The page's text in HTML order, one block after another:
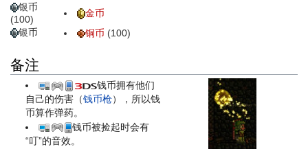
银币
(100)
金币
银币
铜币 (100)
备注
钱币拥有他们
自己的伤害（钱币枪），所以钱
币算作弹药。
钱币被捡起时会有
“叮”的音效。